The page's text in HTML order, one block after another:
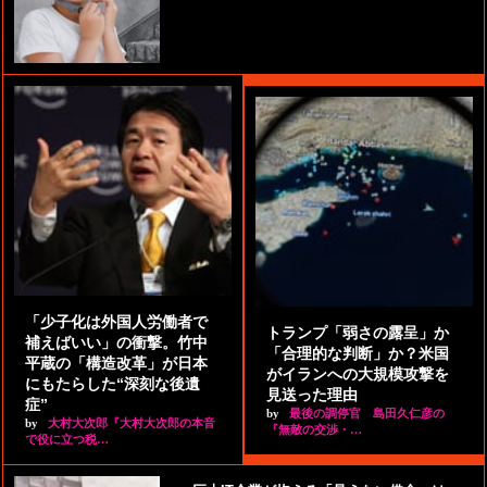
「少子化は外国人労働者で
補えばいい」の衝撃。竹中
平蔵の「構造改革」が日本
にもたらした“深刻な後遺
症”
by
大村大次郎『大村大次郎の本音
で役に立つ税…
トランプ「弱さの露呈」か
「合理的な判断」か？米国
がイランへの大規模攻撃を
見送った理由
by
最後の調停官 島田久仁彦の
『無敵の交渉・…